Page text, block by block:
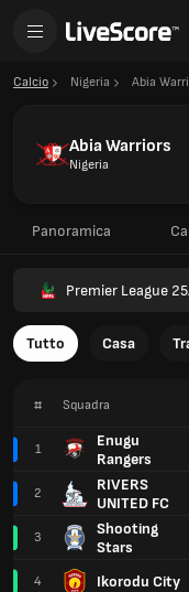
Calcio Nigeria Abia
Abia Warriors
Nigeria
Panoramica
Premier League
Tutto Casa
# Squadra
1
Enugu
Rangers
2
RIVERS
UNITED FC
3
Shooting
Stars
4 Ikorodu City